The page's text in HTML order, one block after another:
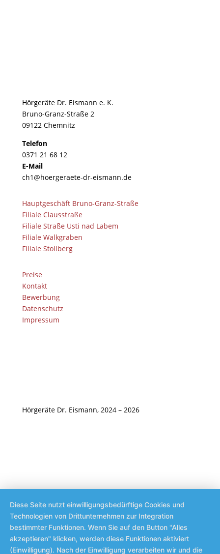
Hörgeräte Dr. Eismann e. K.
Bruno-Granz-Straße 2
09122 Chemnitz
Telefon
0371 21 68 12
E-Mail
ch1@hoergeraete-dr-eismann.de
Hauptgeschäft Bruno-Granz-Straße
Filiale Clausstraße
Filiale Straße Usti nad Labem
Filiale Walkgraben
Filiale Stollberg
Preise
Kontakt
Bewerbung
Datenschutz
Impressum
Hörgeräte Dr. Eismann, 2024 – 2026
Diese Seite nutzt einwilligungsbedürftige Cookies und
Technologien von Drittunternehmen zur Integration
bestimmter Funktionen. Wenn Sie auf den Button "Alles
akzeptieren" klicken, werden diese Funktionen aktiviert
(Einwilligung). Nach der Einwilligung verarbeiten wir und die